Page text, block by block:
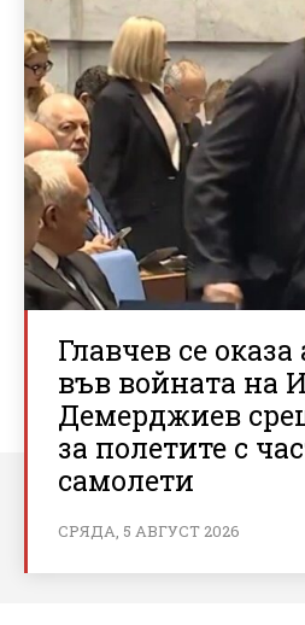
Главчев се
във войната на
Демерджиев
за полетите с
самолети
СРЯДА, 5 АВГУСТ 2026